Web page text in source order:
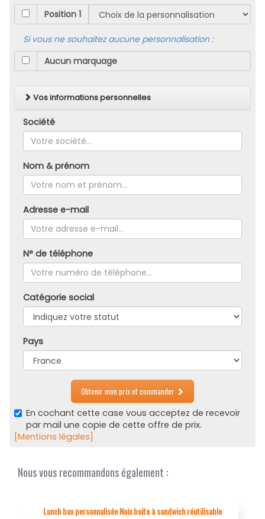
Position 1
Si vous ne souhaitez aucune personnalisation :
Vos informations personnelles
Société
Nom & prénom
Adresse e-mail
N° de téléphone
Catégorie social
Pays
Obtenir mon prix et commander
En cochant cette case vous acceptez de recevoir
par mail une copie de cette offre de prix.
[Mentions légales]
Nous vous recommandons également :
Lunch box personnalisée Noix boite à sandwich réutilisable